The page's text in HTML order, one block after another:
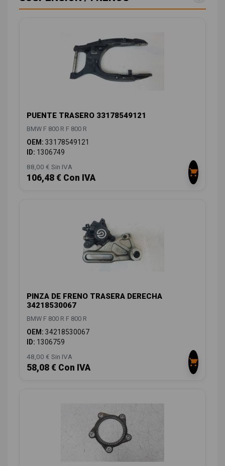
PUENTE TRASERO 33178549121
BMW F 800 R F 800 R
OEM: 33178549121
ID: 1306749
88,00 € Sin IVA
106,48 € Con IVA
PINZA DE FRENO TRASERA DERECHA
34218530067
BMW F 800 R F 800 R
OEM: 34218530067
ID: 1306759
48,00 € Sin IVA
58,08 € Con IVA